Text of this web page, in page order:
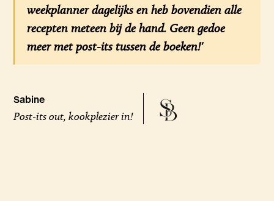
weekplanner dagelijks en heb bovendien alle
recepten meteen bij de hand. Geen gedoe
meer met post-its tussen de boeken!'
Sabine
Post-its out, kookplezier in!